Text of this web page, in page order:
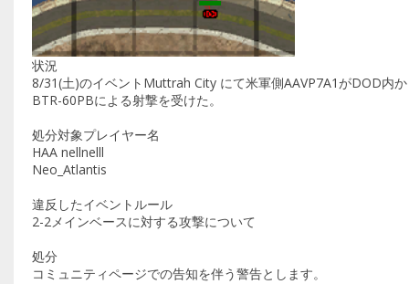
状況
8/31(土)のイベントMuttrah City にて米軍側AAVP7A1がDOD内
BTR-60PBによる射撃を受けた。
処分対象プレイヤー名
HAA nellnelll
Neo_Atlantis
違反したイベントルール
2-2メインベースに対する攻撃について
処分
コミュニティページでの告知を伴う警告とします。